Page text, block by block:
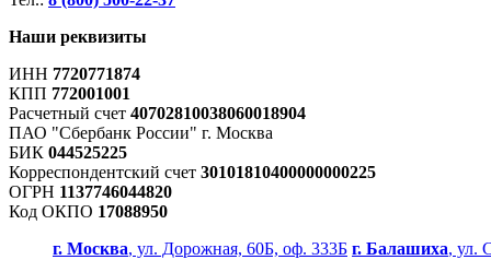
Наши реквизиты
ИНН 7720771874
КПП 772001001
Расчетный счет 40702810038060018904
ПАО "Сбербанк России" г. Москва
БИК 044525225
Корреспондентский счет 30101810400000000225
ОГРН 1137746044820
Код ОКПО 17088950
г. Москва, ул. Дорожная, 60Б, оф. 333Б г. Балашиха, ул.